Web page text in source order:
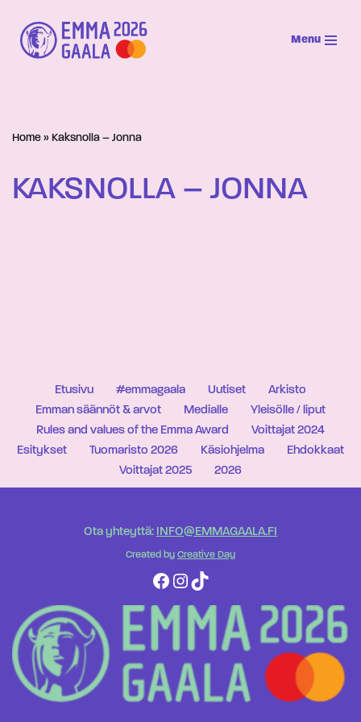
Siirry
suoraan
Menu
Home » Kaksnolla – Jonna
KAKSNOLLA – JONNA
Etusivu #emmagaala Uutiset
Arkisto
Emman säännöt & arvot
Medialle
Yleisölle / liput
Rules and values of the Emma Award
Voittajat 2024
Esitykset
Tuomaristo 2026 Käsiohjelma
Ehdokkaat
Voittajat 2025
2026
Ota yhteyttä: INFO@EMMAGAALA.FI
Created by Creative Day